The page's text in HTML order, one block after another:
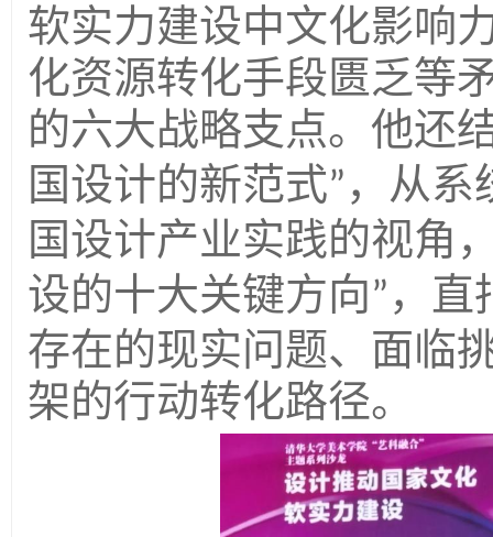
软实力建设中文化影响
化资源转化手段匮乏等
的六大战略支点。他还
国设计的新范式” ，从系
国设计产业实践的视角
设的十大关键方向” ，直
存在的现实问题、面临
架的行动转化路径。